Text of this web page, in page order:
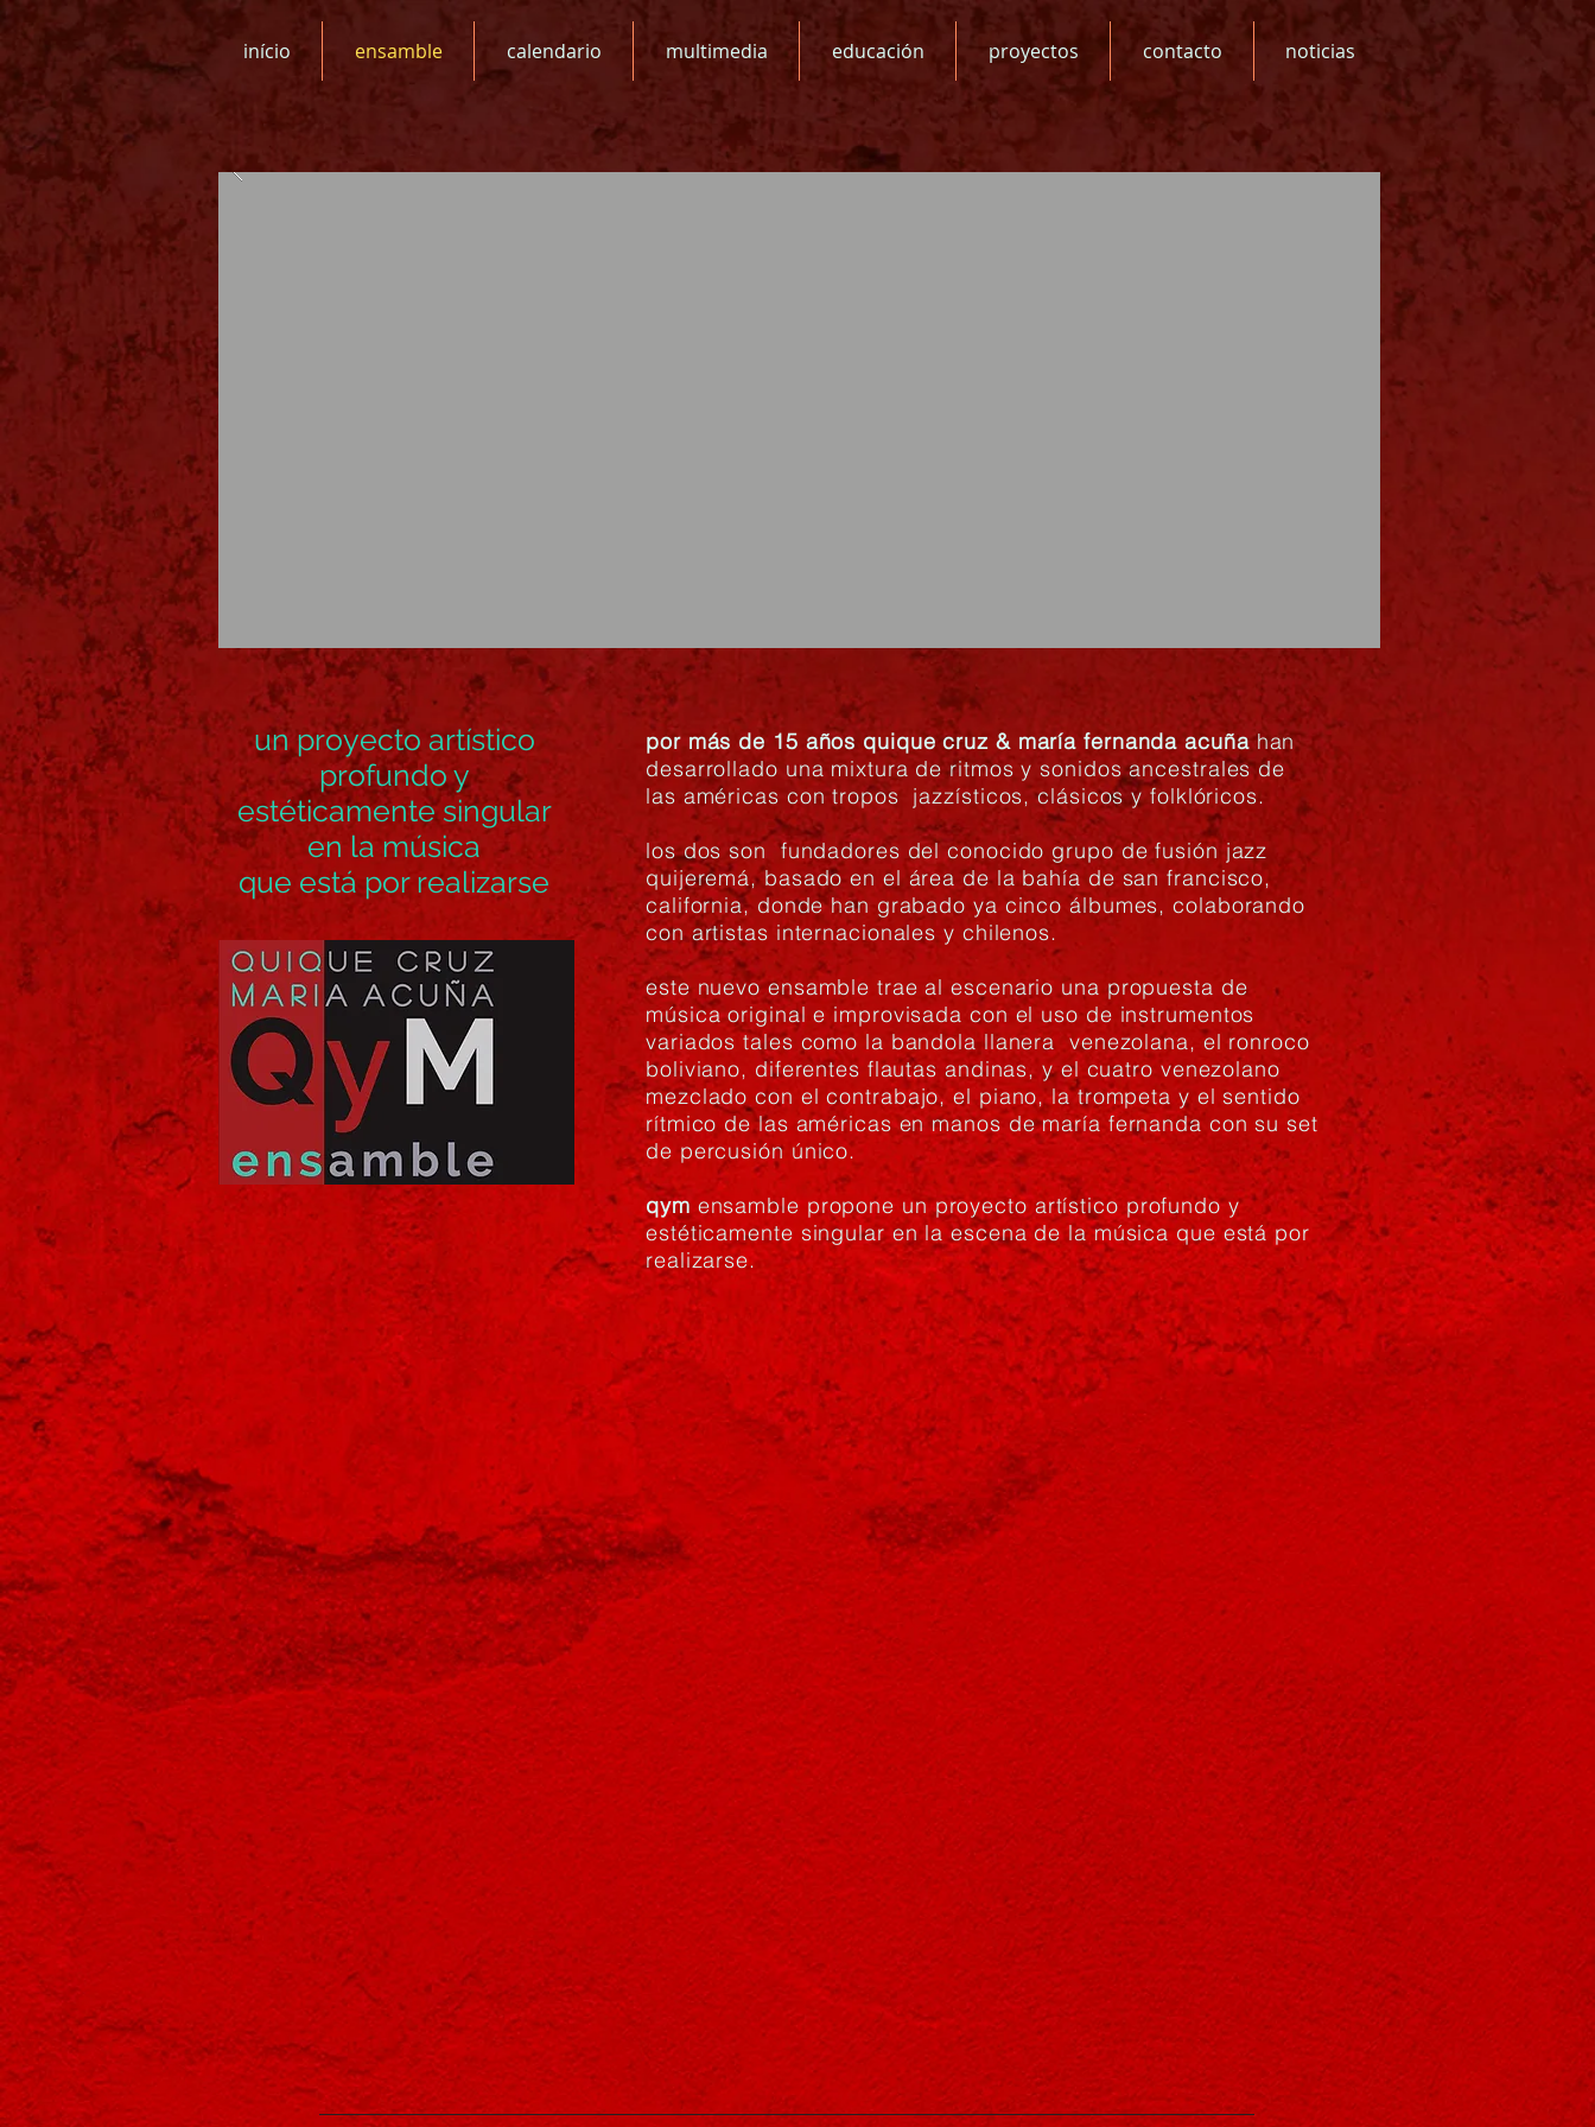
início ensamble calendario multimedia educación proyectos contacto noticias
un proyecto artístico
profundo y
estéticamente singular
en la música
que está por realizarse
por más de 15 años quique cruz & maría fernanda acuñahan
desarrollado una mixtura de ritmos y sonidos ancestrales de
las américas con tropos jazzísticos, clásicos y folklóricos.
los dos son fundadores del conocido grupo de fusión jazz
quijeremá, basado en el área de la bahía de san francisco,
california, donde han grabado ya cinco álbumes, colaborando
con artistas internacionales y chilenos.
este nuevo ensamble trae al escenario una propuesta de
música original e improvisada con el uso de instrumentos
variados tales como la bandola llanera venezolana, el ronroco
boliviano, diferentes flautas andinas, y el cuatro venezolano
mezclado con el contrabajo, el piano, la trompeta y el sentido
rítmico de las américas en manos de maría fernanda con su set
de percusión único.
qymensamble propone un proyecto artístico profundo y
estéticamente singular en la escena de la música que está por
realizarse.